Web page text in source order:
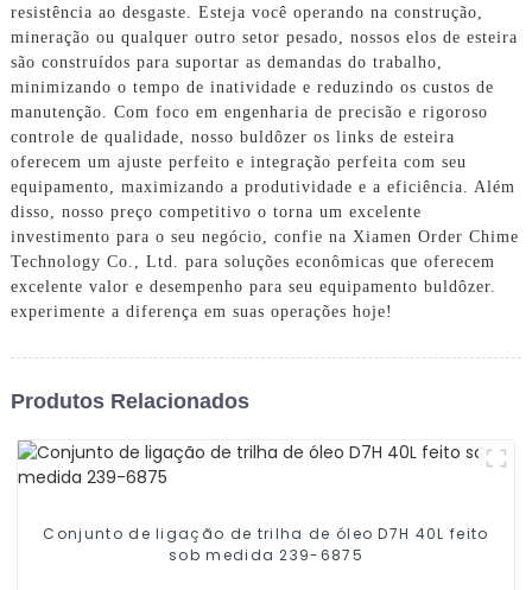
resistência ao desgaste. Esteja você operando na construção,
mineração ou qualquer outro setor pesado, nossos elos de esteira
são construídos para suportar as demandas do trabalho,
minimizando o tempo de inatividade e reduzindo os custos de
manutenção. Com foco em engenharia de precisão e rigoroso
controle de qualidade, nosso buldôzer os links de esteira
oferecem um ajuste perfeito e integração perfeita com seu
equipamento, maximizando a produtividade e a eficiência. Além
disso, nosso preço competitivo o torna um excelente
investimento para o seu negócio, confie na Xiamen Order Chime
Technology Co., Ltd. para soluções econômicas que oferecem
excelente valor e desempenho para seu equipamento buldôzer.
experimente a diferença em suas operações hoje!
Produtos Relacionados
Conjunto de ligação de trilha de óleo D7H 40L feito
sob medida 239-6875